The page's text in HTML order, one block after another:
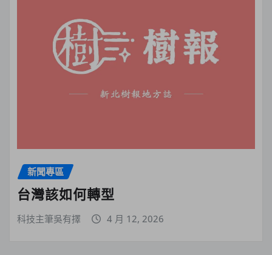
新聞專區
台灣該如何轉型
科技主筆吳有擇 4 月 12, 2026